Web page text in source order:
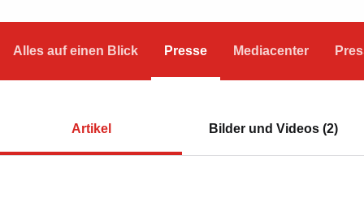
Alles auf einen Blick Presse Mediacenter
Artikel Bilder und Videos (2)